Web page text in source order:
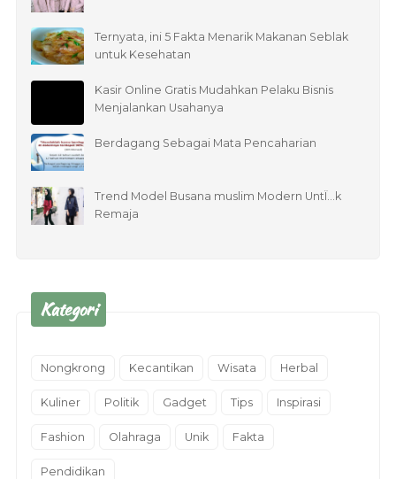
Ternyata, ini 5 Fakta Menarik Makanan Seblak
untuk Kesehatan
Kasir Online Gratis Mudahkan Pelaku Bisnis
Menjalankan Usahanya
Berdagang Sebagai Mata Pencaharian
Trend Model Busana muslim Modern UntÏ…k
Remaja
Kategori
Nongkrong Kecantikan Wisata Herbal
Kuliner Politik Gadget Tips Inspirasi
Fashion Olahraga Unik Fakta
Pendidikan